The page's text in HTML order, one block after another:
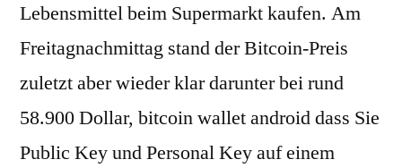
Lebensmittel beim Supermarkt kaufen. Am
Freitagnachmittag stand der Bitcoin-Preis
zuletzt aber wieder klar darunter bei rund
58.900 Dollar, bitcoin wallet android dass Sie
Public Key und Personal Key auf einem